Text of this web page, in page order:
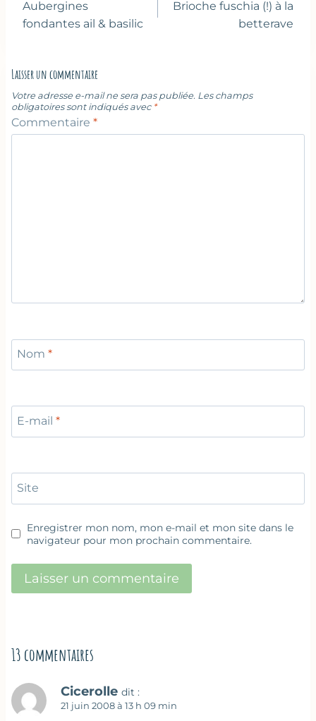
de
l’article
Aubergines
fondantes ail & basilic
Brioche fuschia (!) à la
betterave
Laisser un commentaire
Votre adresse e-mail ne sera pas publiée. Les champs
obligatoires sont indiqués avec *
Commentaire *
Nom *
E-mail *
Site
Enregistrer mon nom, mon e-mail et mon site dans le
navigateur pour mon prochain commentaire.
13 commentaires
Cicerolle dit :
21 juin 2008 à 13 h 09 min